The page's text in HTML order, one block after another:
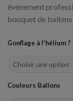
événement
bouquet de
Gonflage à l'hélium ?
Couleurs Ballons